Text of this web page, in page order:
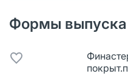
Формы выпуска